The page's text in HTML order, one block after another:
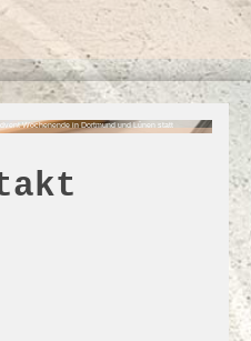
Wochenende in Dortmund und Lünen statt